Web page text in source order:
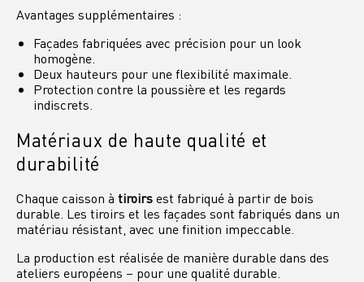
Avantages supplémentaires :
Façades fabriquées avec précision pour un look
homogène.
Deux hauteurs pour une flexibilité maximale.
Protection contre la poussière et les regards
indiscrets.
Matériaux de haute qualité et
durabilité
Chaque caisson à tiroirsest fabriqué à partir de bois
durable. Les tiroirs et les façades sont fabriqués dans un
matériau résistant, avec une finition impeccable.
La production est réalisée de manière durable dans des
ateliers européens – pour une qualité durable.